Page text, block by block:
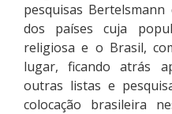
pesquisas
dos países cuja
religiosa e o Brasil,
lugar, ficando atrás
outras listas e
colocação brasileira